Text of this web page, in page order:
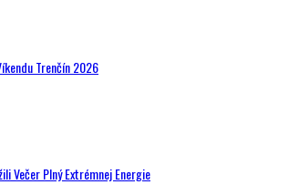
Trenčín 2026
Večer Plný Extrémnej Energie